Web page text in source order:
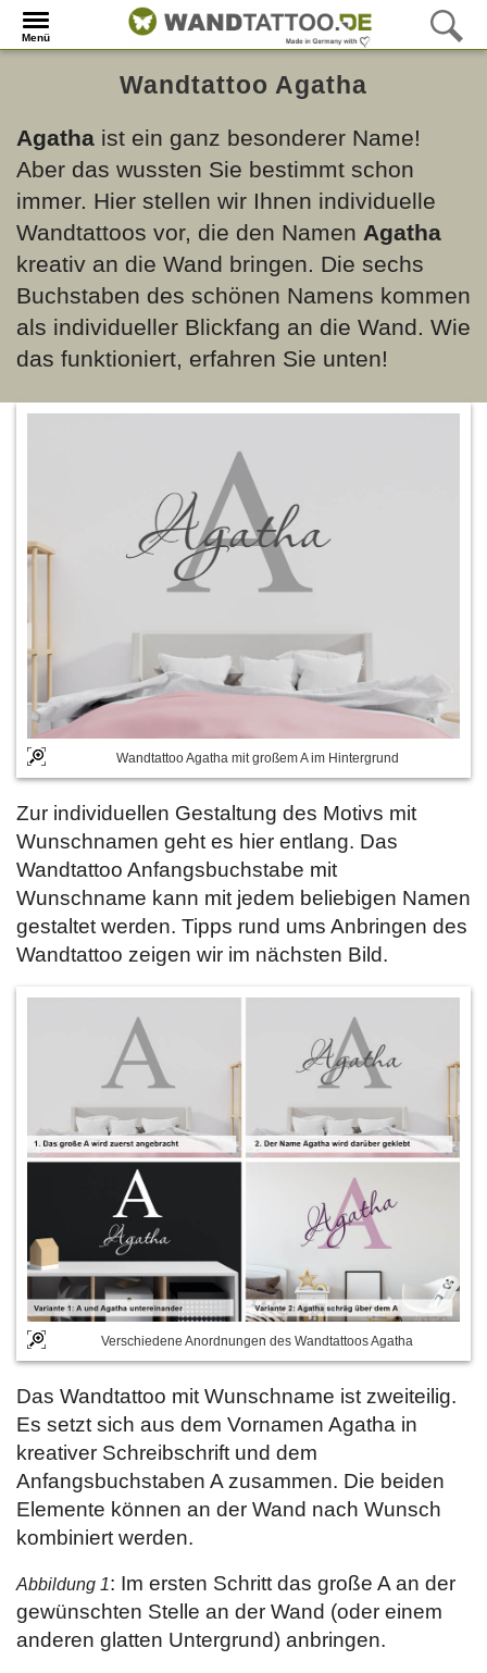
Menü
Wandtattoo Agatha
Agatha ist ein ganz besonderer Name!
Aber das wussten Sie bestimmt schon
immer. Hier stellen wir Ihnen individuelle
Wandtattoos vor, die den Namen Agatha
kreativ an die Wand bringen. Die sechs
Buchstaben des schönen Namens kommen
als individueller Blickfang an die Wand. Wie
das funktioniert, erfahren Sie unten!
Wandtattoo Agatha mit großem A im Hintergrund
Zur individuellen Gestaltung des Motivs mit
Wunschnamen geht es hier entlang. Das
Wandtattoo Anfangsbuchstabe mit
Wunschname kann mit jedem beliebigen Namen
gestaltet werden. Tipps rund ums Anbringen des
Wandtattoo zeigen wir im nächsten Bild.
Verschiedene Anordnungen des Wandtattoos Agatha
Das Wandtattoo mit Wunschname ist zweiteilig.
Es setzt sich aus dem Vornamen Agatha in
kreativer Schreibschrift und dem
Anfangsbuchstaben A zusammen. Die beiden
Elemente können an der Wand nach Wunsch
kombiniert werden.
Abbildung 1: Im ersten Schritt das große A an der
gewünschten Stelle an der Wand (oder einem
anderen glatten Untergrund) anbringen.